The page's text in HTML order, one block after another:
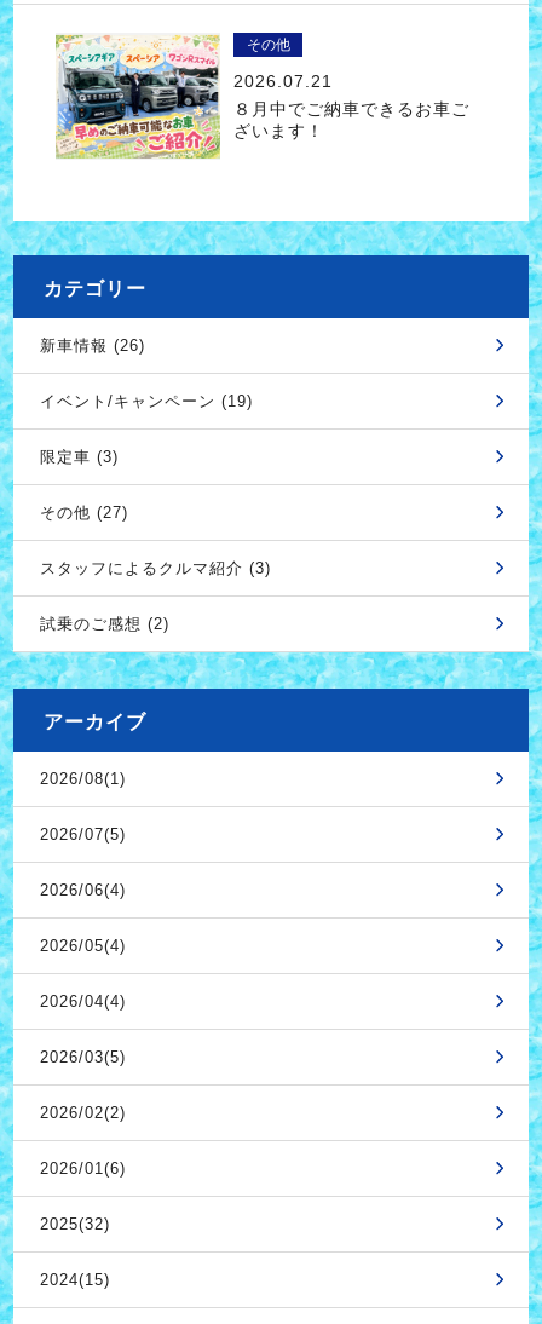
その他
2026.07.21
８月中でご納車できるお車ご
ざいます！
カテゴリー
新車情報 (26)
イベント/キャンペーン (19)
限定車 (3)
その他 (27)
スタッフによるクルマ紹介 (3)
試乗のご感想 (2)
アーカイブ
2026/08(1)
2026/07(5)
2026/06(4)
2026/05(4)
2026/04(4)
2026/03(5)
2026/02(2)
2026/01(6)
2025(32)
2024(15)